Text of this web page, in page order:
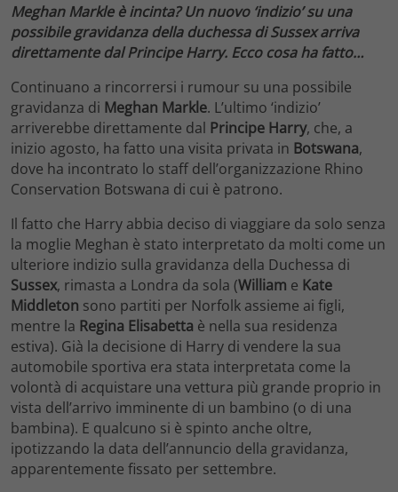
Meghan Markle è incinta? Un nuovo ‘indizio’ su una
possibile gravidanza della duchessa di Sussex arriva
direttamente dal Principe Harry. Ecco cosa ha fatto…
Continuano a rincorrersi i rumour su una possibile
gravidanza di Meghan Markle. L’ultimo ‘indizio’
arriverebbe direttamente dal Principe Harry, che, a
inizio agosto, ha fatto una visita privata in Botswana,
dove ha incontrato lo staff dell’organizzazione Rhino
Conservation Botswana di cui è patrono.
Il fatto che Harry abbia deciso di viaggiare da solo senza
la moglie Meghan è stato interpretato da molti come un
ulteriore indizio sulla gravidanza della Duchessa di
Sussex, rimasta a Londra da sola (William e Kate
Middleton sono partiti per Norfolk assieme ai figli,
mentre la Regina Elisabetta è nella sua residenza
estiva). Già la decisione di Harry di vendere la sua
automobile sportiva era stata interpretata come la
volontà di acquistare una vettura più grande proprio in
vista dell’arrivo imminente di un bambino (o di una
bambina). E qualcuno si è spinto anche oltre,
ipotizzando la data dell’annuncio della gravidanza,
apparentemente fissato per settembre.